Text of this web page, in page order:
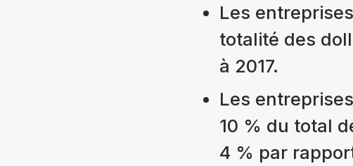
Les
totalité des
à 2017.
Les
10 % du total
4 % par